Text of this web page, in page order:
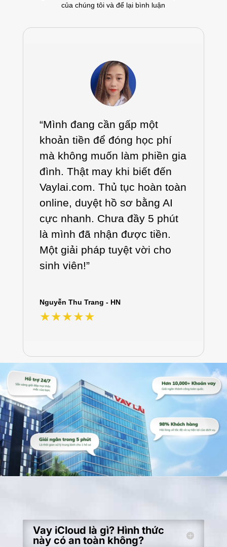
của chúng tôi và để lại bình luận
“Mình đang cần gấp một
khoản tiền để đóng học phí
mà không muốn làm phiền gia
đình. Thật may khi biết đến
Vaylai.com. Thủ tục hoàn toàn
online, duyệt hồ sơ bằng AI
cực nhanh. Chưa đầy 5 phút
là mình đã nhận được tiền.
Một giải pháp tuyệt vời cho
sinh viên!”
Nguyễn Thu Trang - HN
★★★★★
Vay iCloud là gì? Hình thức
này có an toàn không?